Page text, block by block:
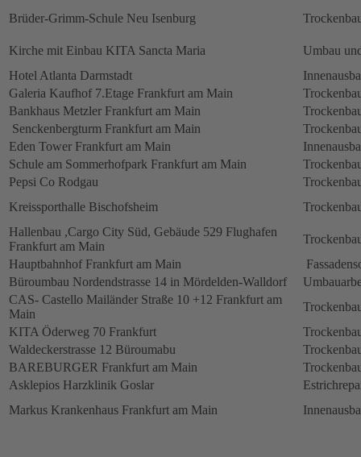
Brüder-Grimm-Schule Neu Isenburg
Kirche mit Einbau KITA Sancta Maria
Umbau
Hotel Atlanta Darmstadt
Galeria Kaufhof 7.Etage Frankfurt am Main
Bankhaus Metzler Frankfurt am Main
Senckenbergturm Frankfurt am Main
Eden Tower Frankfurt am Main
Schule am Sommerhofpark Frankfurt am Main
Pepsi Co Rodgau
Kreissporthalle Bischofsheim
Hallenbau ,Cargo City Süd, Gebäude 529 Flughafen
Frankfurt am Main
Hauptbahnhof Frankfurt am Main
Büroumbau Nordendstrasse 14 in Mördelden-Walldorf
CAS- Castello Mailänder Straße 10 +12 Frankfurt am
Main
KITA Öderweg 70 Frankfurt
Waldeckerstrasse 12 Büroumabu
BAREBURGER Frankfurt am Main
Asklepios Harzklinik Goslar
Markus Krankenhaus Frankfurt am Main